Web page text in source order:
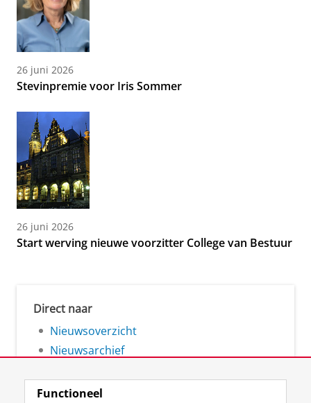
26 juni 2026
Stevinpremie voor Iris Sommer
26 juni 2026
Start werving nieuwe voorzitter College van Bestuur
Direct naar
Nieuwsoverzicht
Nieuwsarchief
Functioneel